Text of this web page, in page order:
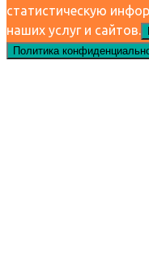
статистическую
наших услуг и сайтов.
Политика